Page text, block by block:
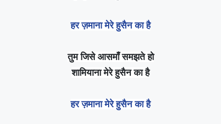
हर ज़माना मेरे हुसैन का है
तुम जिसे आसमाँ समझते हो
शामियाना मेरे हुसैन का है
हर ज़माना मेरे हुसैन का है